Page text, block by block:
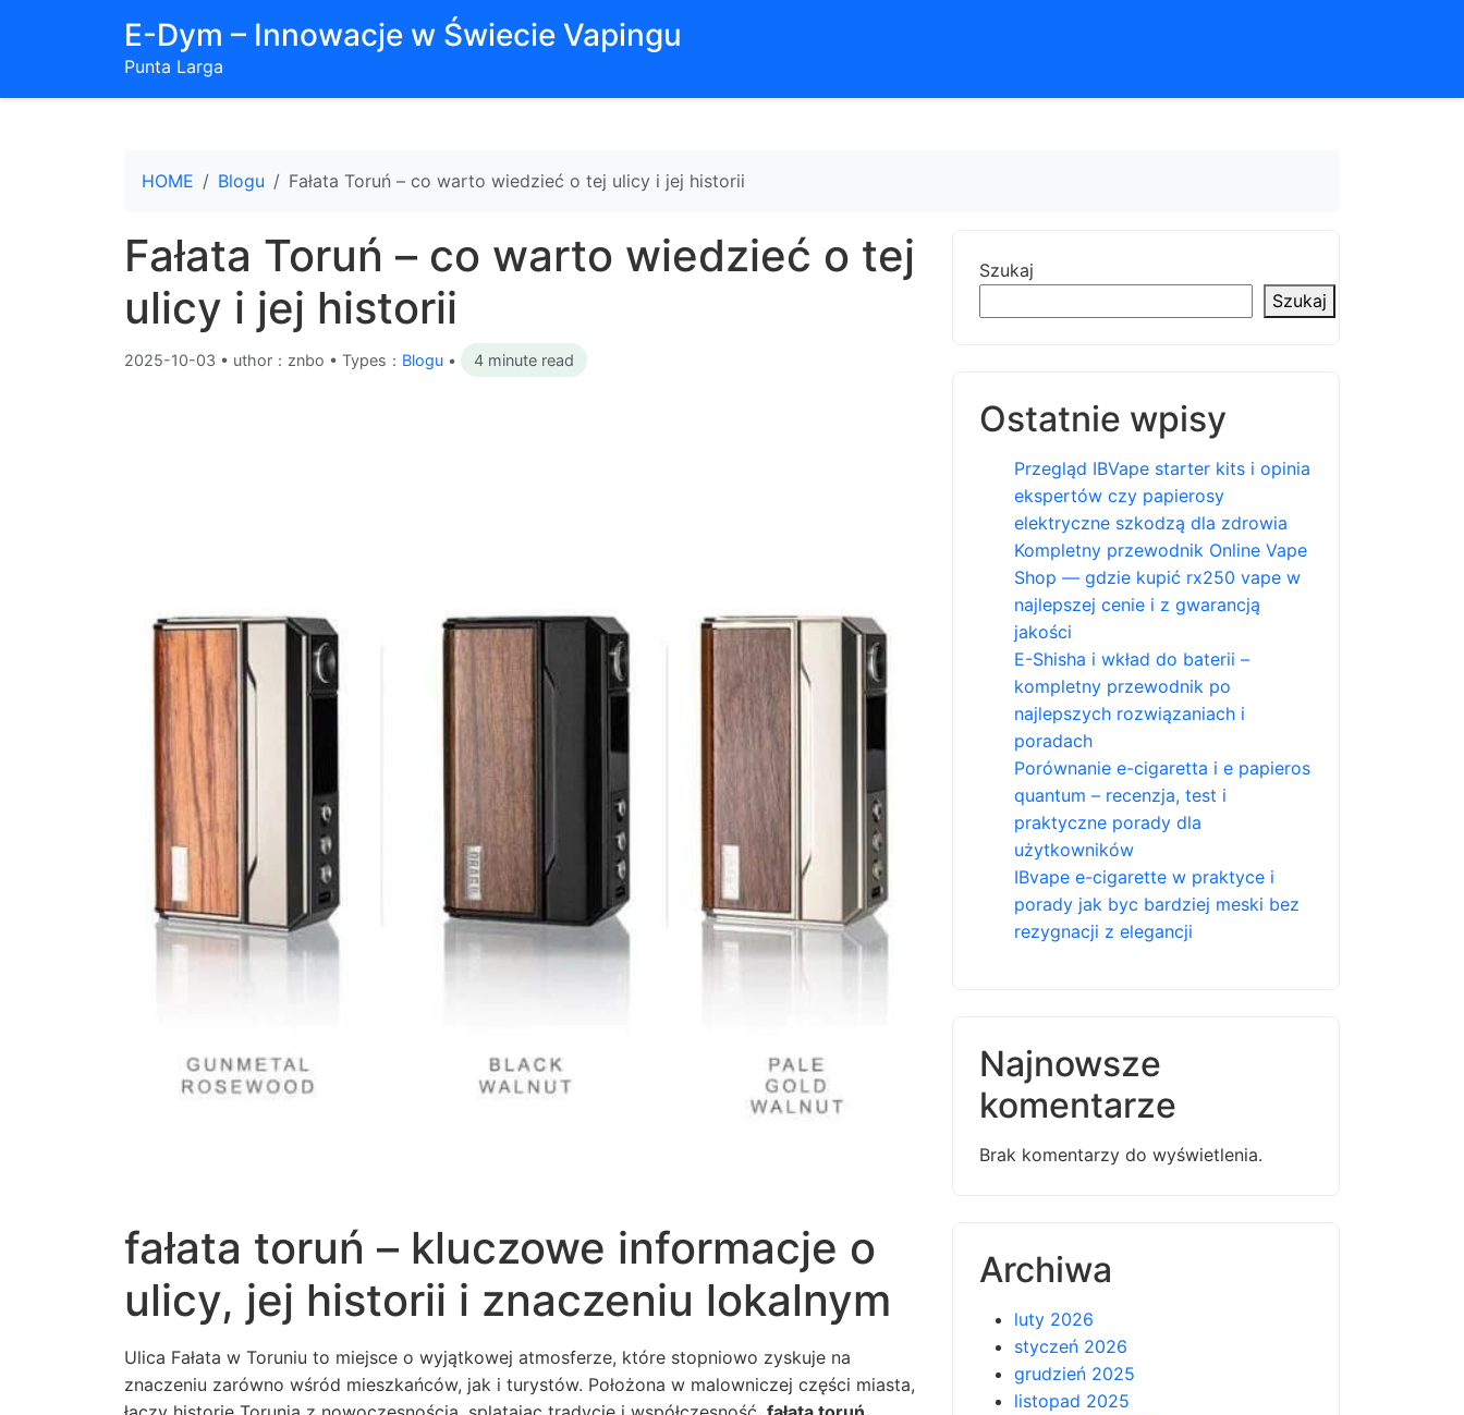
E-Dym – Innowacje w Świecie Vapingu
Punta Larga
HOME Blogu Fałata Toruń – co warto wiedzieć o tej ulicy i jej historii
Fałata Toruń – co warto wiedzieć o tej
ulicy i jej historii
2025-10-03 • uthor：znbo • Types： Blogu • 4 minute read
fałata toruń – kluczowe informacje o
ulicy, jej historii i znaczeniu lokalnym
Ulica Fałata w Toruniu to miejsce o wyjątkowej atmosferze, które stopniowo zyskuje na
znaczeniu zarówno wśród mieszkańców, jak i turystów. Położona w malowniczej części miasta,
Szukaj
Szukaj
Ostatnie wpisy
Przegląd IBVape starter kits i opinia
ekspertów czy papierosy
elektryczne szkodzą dla zdrowia
Kompletny przewodnik Online Vape
Shop — gdzie kupić rx250 vape w
najlepszej cenie i z gwarancją
jakości
E-Shisha i wkład do baterii –
kompletny przewodnik po
najlepszych rozwiązaniach i
poradach
Porównanie e-cigaretta i e papieros
quantum – recenzja, test i
praktyczne porady dla
użytkowników
IBvape e-cigarette w praktyce i
porady jak byc bardziej meski bez
rezygnacji z elegancji
Najnowsze
komentarze
Brak komentarzy do wyświetlenia.
Archiwa
luty 2026
styczeń 2026
grudzień 2025
listopad 2025